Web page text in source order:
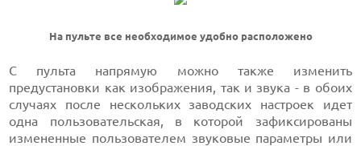
На пульте все необходимое удобно расположено
С пульта напрямую можно также изменить
предустановки как изображения, так и звука - в обоих
случаях после нескольких заводских настроек идет
одна пользовательская, в которой зафиксированы
измененные пользователем звуковые параметры или